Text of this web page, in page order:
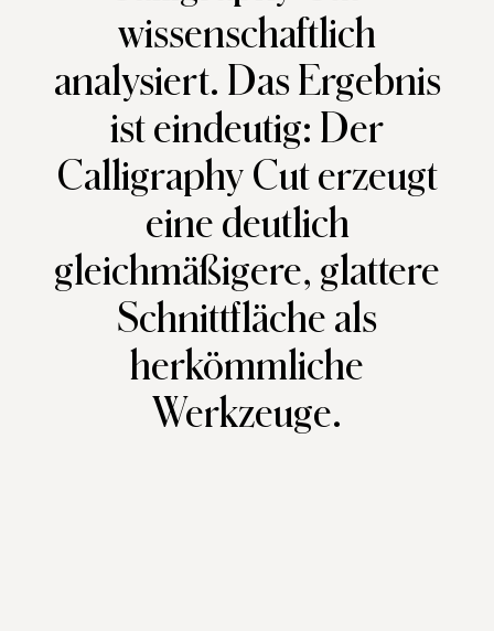
wissenschaftlich
analysiert. Das Ergebnis
ist eindeutig: Der
Calligraphy Cut erzeugt
eine deutlich
gleichmäßigere, glattere
Schnittfläche als
herkömmliche
Werkzeuge.